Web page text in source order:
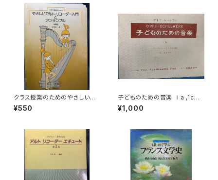
クラス授業のためのやさしいア
ルト・リコーダーとアンサンブル
入門 伴奏譜【編著：田中吉徳】出
¥550
子どものための音楽 Ⅰa ,1cペ
ンタトニック（五音音階）歌と器
楽合奏【著者：ORFF-SCHUL
編集：音楽之友社 昭和44年
¥1,000